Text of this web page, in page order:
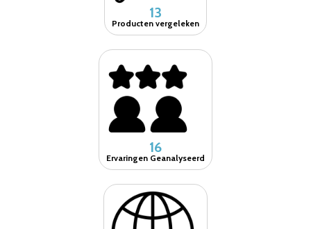
13
Producten vergeleken
16
Ervaringen Geanalyseerd